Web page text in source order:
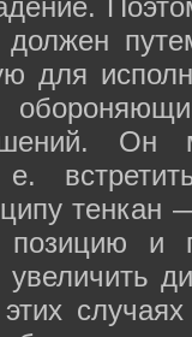
для
Он
тенкан
позицию и